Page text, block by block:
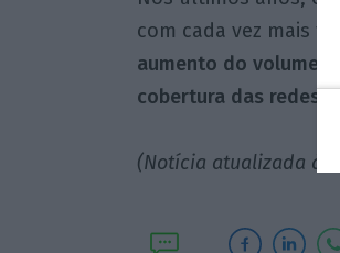
com cada vez mais
aumento do volume
cobertura das redes
(Notícia atualizada às